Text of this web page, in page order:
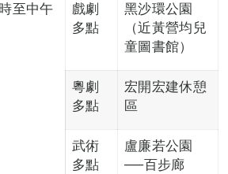
至中午
戲劇
多點
黑沙環公園
（近黃營均兒
童圖書館）
粵劇
多點
宏開宏建休憩
區
武術
多點
盧廉若公園
──百步廊